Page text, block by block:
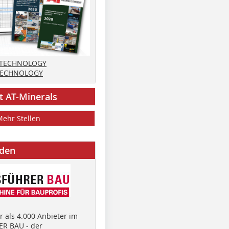
AT-Minerals
Stellen
als 4.000 Anbieter im
BAU - der